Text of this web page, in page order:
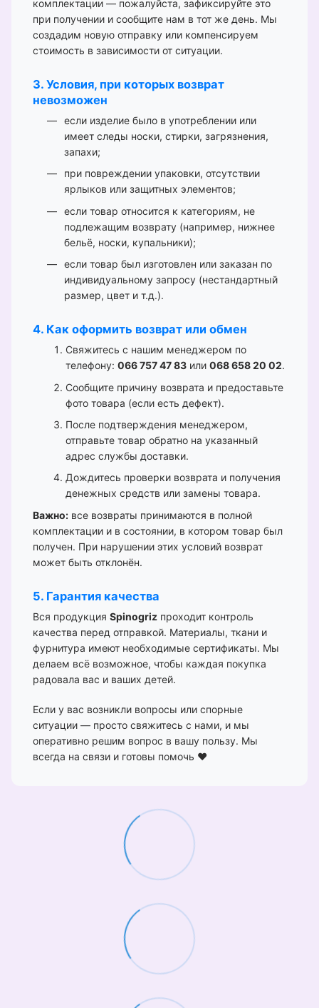
комплектации — пожалуйста, зафиксируйте это
при получении и сообщите нам в тот же день. Мы
создадим новую отправку или компенсируем
стоимость в зависимости от ситуации.
3. Условия, при которых возврат
невозможен
если изделие было в употреблении или
имеет следы носки, стирки, загрязнения,
запахи;
при повреждении упаковки, отсутствии
ярлыков или защитных элементов;
если товар относится к категориям, не
подлежащим возврату (например, нижнее
бельё, носки, купальники);
если товар был изготовлен или заказан по
индивидуальному запросу (нестандартный
размер, цвет и т.д.).
4. Как оформить возврат или обмен
Свяжитесь с нашим менеджером по
телефону: 066 757 47 83 или 068 658 20 02.
Сообщите причину возврата и предоставьте
фото товара (если есть дефект).
После подтверждения менеджером,
отправьте товар обратно на указанный
адрес службы доставки.
Дождитесь проверки возврата и получения
денежных средств или замены товара.
Важно: все возвраты принимаются в полной
комплектации и в состоянии, в котором товар был
получен. При нарушении этих условий возврат
может быть отклонён.
5. Гарантия качества
Вся продукция Spinogriz проходит контроль
качества перед отправкой. Материалы, ткани и
фурнитура имеют необходимые сертификаты. Мы
делаем всё возможное, чтобы каждая покупка
радовала вас и ваших детей.
Если у вас возникли вопросы или спорные
ситуации — просто свяжитесь с нами, и мы
оперативно решим вопрос в вашу пользу. Мы
всегда на связи и готовы помочь ❤️